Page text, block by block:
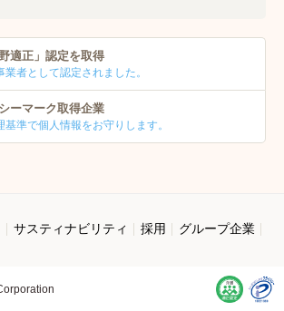
適正」 認定を取得
業者として認定されました。
ーマーク取得企業
基準で個人情報をお守りします。
サスティナビリティ 採用
グループ企業